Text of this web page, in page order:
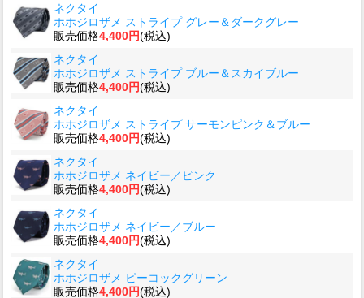
ネクタイ
ホホジロザメ ストライプ グレー＆ダークグレー
販売価格4,400円(税込)
ネクタイ
ホホジロザメ ストライプ ブルー＆スカイブルー
販売価格4,400円(税込)
ネクタイ
ホホジロザメ ストライプ サーモンピンク＆ブルー
販売価格4,400円(税込)
ネクタイ
ホホジロザメ ネイビー／ピンク
販売価格4,400円(税込)
ネクタイ
ホホジロザメ ネイビー／ブルー
販売価格4,400円(税込)
ネクタイ
ホホジロザメ ピーコックグリーン
販売価格4,400円(税込)